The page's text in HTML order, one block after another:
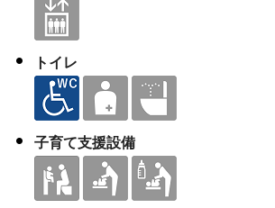
トイレ
子育て支援設備